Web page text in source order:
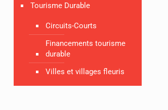
Tourisme Durable
Circuits-Courts
Financements tourisme
durable
Villes et villages fleuris